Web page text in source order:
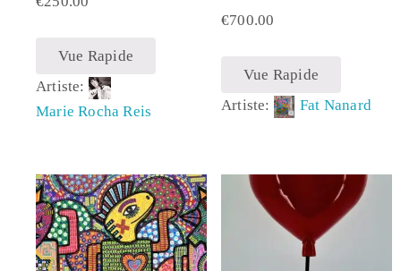
Vue Rapide
Artiste:
Marie Rocha Reis
€700.00
Vue Rapide
Artiste:
Fat Nanard